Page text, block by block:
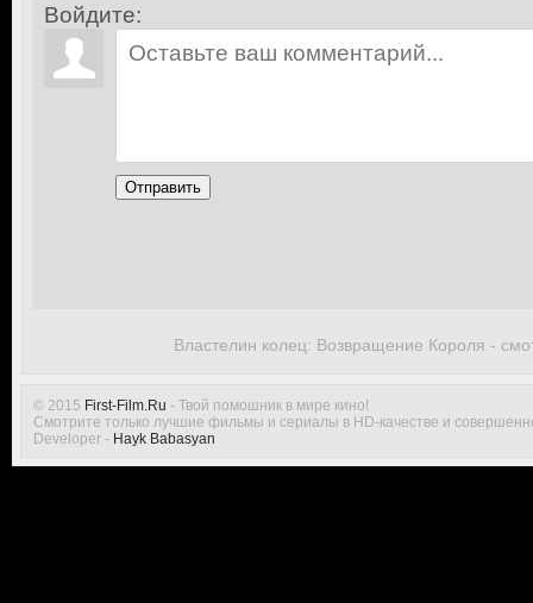
Властелин колец: Возвращение Короля -
Войдите:
Отправить
© 2015 First-Film.Ru - Твой помошник в мире кино!
Смотрите только лучшие фильмы и сериалы в HD-качестве и
Developer - Hayk Babasyan